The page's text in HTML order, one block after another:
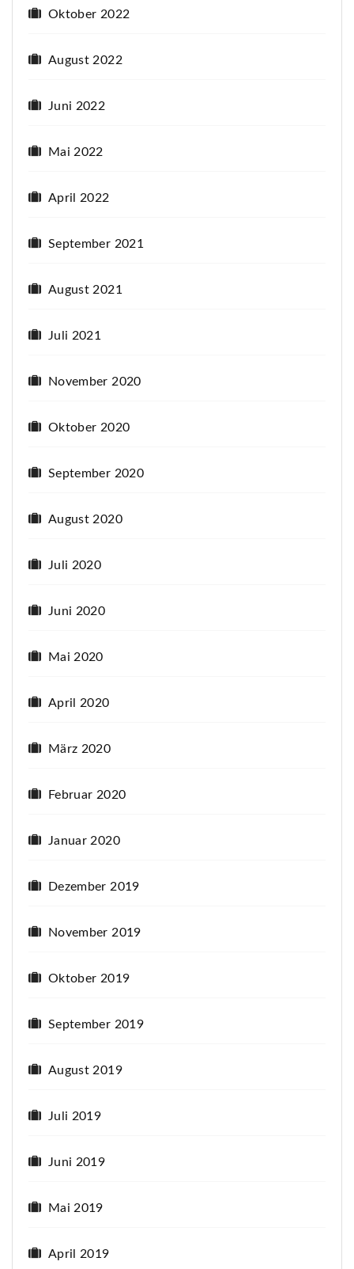
Oktober 2022
August 2022
Juni 2022
Mai 2022
April 2022
September 2021
August 2021
Juli 2021
November 2020
Oktober 2020
September 2020
August 2020
Juli 2020
Juni 2020
Mai 2020
April 2020
März 2020
Februar 2020
Januar 2020
Dezember 2019
November 2019
Oktober 2019
September 2019
August 2019
Juli 2019
Juni 2019
Mai 2019
April 2019